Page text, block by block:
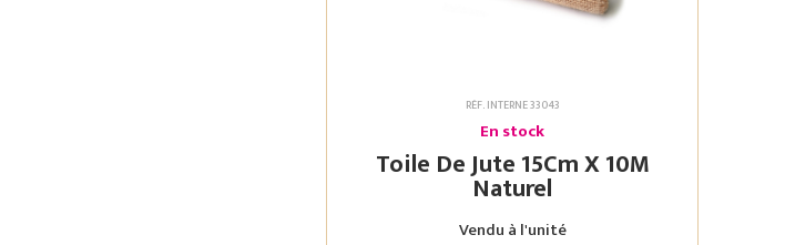
RÉF. INTERNE 33043
En stock
Toile De Jute 15Cm X 10M
Naturel
Vendu à l'unité